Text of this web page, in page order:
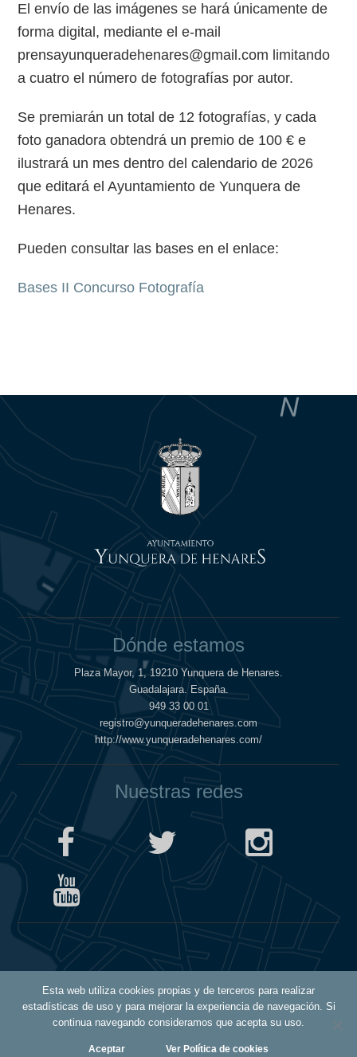
El envío de las imágenes se hará únicamente de
forma digital, mediante el e-mail
prensayunqueradehenares@gmail.com limitando
a cuatro el número de fotografías por autor.
Se premiarán un total de 12 fotografías, y cada
foto ganadora obtendrá un premio de 100 € e
ilustrará un mes dentro del calendario de 2026
que editará el Ayuntamiento de Yunquera de
Henares.
Pueden consultar las bases en el enlace:
Bases II Concurso Fotografía
Esta web utiliza cookies propias y de terceros para realizar
estadísticas de uso y para mejorar la experiencia de navegación. Si
continua navegando consideramos que acepta su uso.
Aceptar Ver Política de cookies
Dónde estamos
Plaza Mayor, 1, 19210 Yunquera de Henares.
Guadalajara. España.
949 33 00 01
registro@yunqueradehenares.com
http://www.yunqueradehenares.com/
Nuestras redes
Política de Cookies
Política de Privacidad
Aviso Legal